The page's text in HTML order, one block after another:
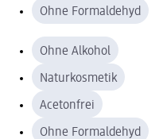
Ohne Formaldehyd
Ohne Alkohol
Naturkosmetik
Acetonfrei
Ohne Formaldehyd